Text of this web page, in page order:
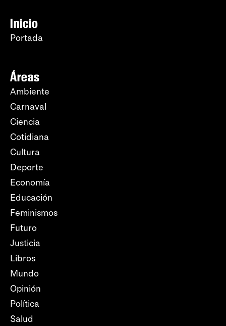
Inicio
Portada
Áreas
Ambiente
Carnaval
Ciencia
Cotidiana
Cultura
Deporte
Economía
Educación
Feminismos
Futuro
Justicia
Libros
Mundo
Opinión
Política
Salud